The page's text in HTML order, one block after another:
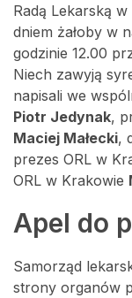
Radą Lekarską
dniem żałoby w
godzinie 12.00
Niech zawyją
napisali we
Piotr Jedynak,
Maciej Małecki,
prezes ORL w
ORL w Krakowie
Apel do
Samorząd
strony organów